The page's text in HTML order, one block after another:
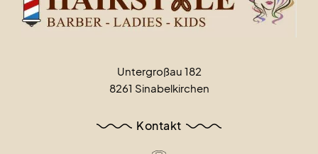
Untergroßau 182
8261 Sinabelkirchen
Kontakt